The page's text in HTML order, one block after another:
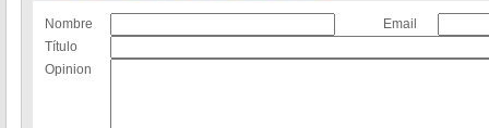
Nombre
Email
Título
Opinion